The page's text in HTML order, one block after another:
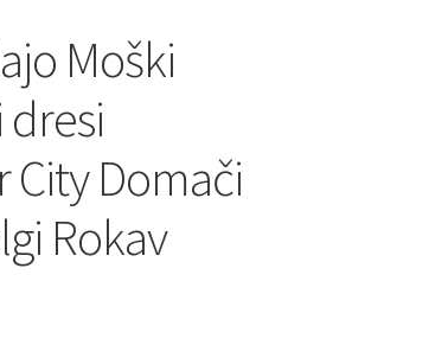
Moški
City Domači
Rokav